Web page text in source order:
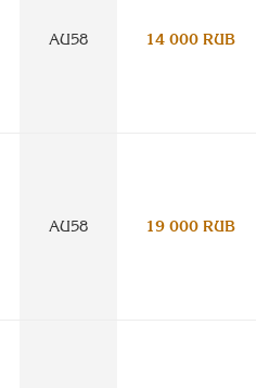
AU58 14 000 RUB
AU58 19 000 RUB